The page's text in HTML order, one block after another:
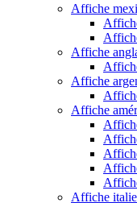
Affiche
Affiche
Affiche
Affiche
Affiche